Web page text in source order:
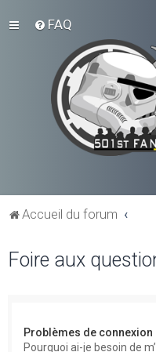
FAQ
Accueil du forum
Foire aux
Problèmes de connexion
Pourquoi ai-je besoin de